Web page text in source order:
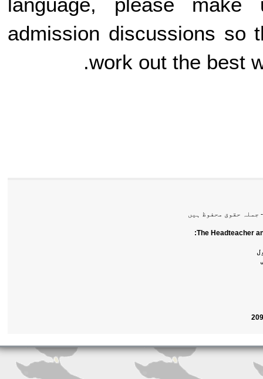
admission discussions
work out the best
حقوق محفوظ ہیں
The Headteacher